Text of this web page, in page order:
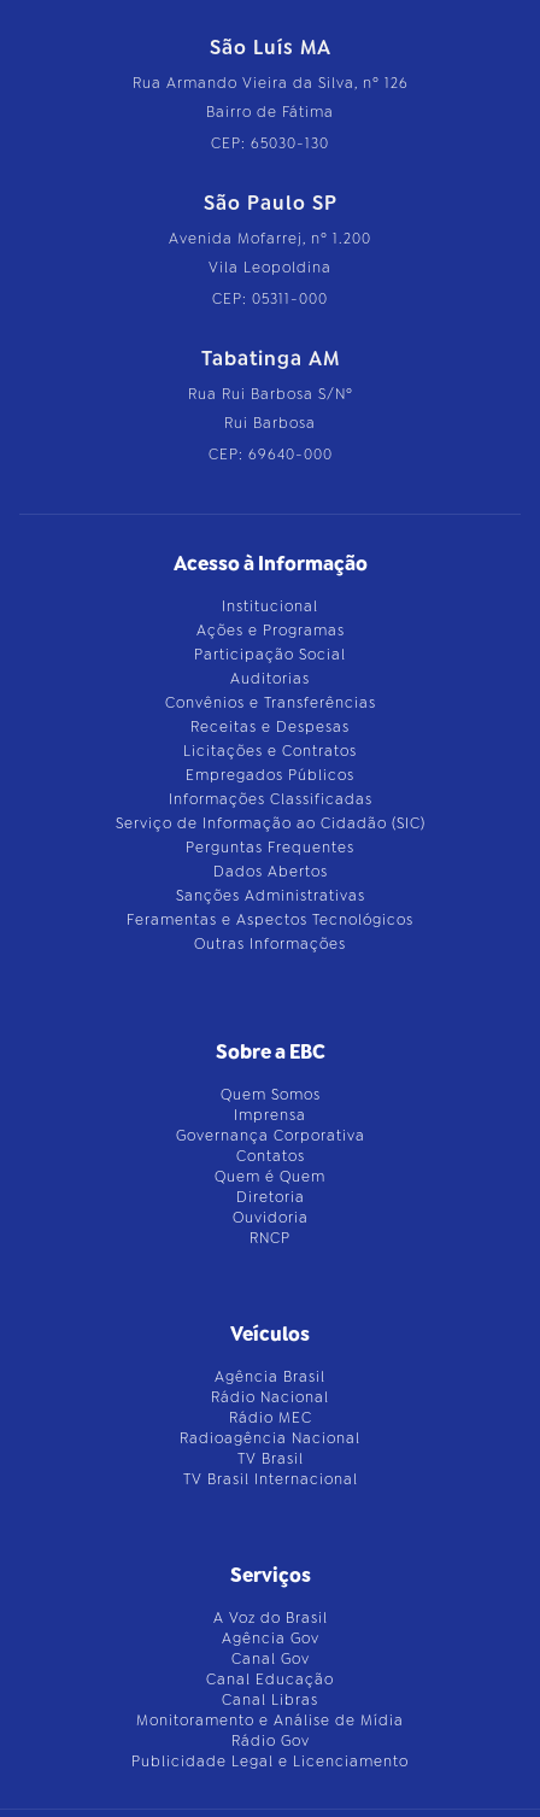
São Luís MA
Rua Armando Vieira da Silva, nº 126
Bairro de Fátima
CEP: 65030-130
São Paulo SP
Avenida Mofarrej, nº 1.200
Vila Leopoldina
CEP: 05311-000
Tabatinga AM
Rua Rui Barbosa S/Nº
Rui Barbosa
CEP: 69640-000
Acesso à Informação
Institucional
Ações e Programas
Participação Social
Auditorias
Convênios e Transferências
Receitas e Despesas
Licitações e Contratos
Empregados Públicos
Informações Classificadas
Serviço de Informação ao Cidadão (SIC)
Perguntas Frequentes
Dados Abertos
Sanções Administrativas
Feramentas e Aspectos Tecnológicos
Outras Informações
Sobre a EBC
Quem Somos
Imprensa
Governança Corporativa
Contatos
Quem é Quem
Diretoria
Ouvidoria
RNCP
Veículos
Agência Brasil
Rádio Nacional
Rádio MEC
Radioagência Nacional
TV Brasil
TV Brasil Internacional
Serviços
A Voz do Brasil
Agência Gov
Canal Gov
Canal Educação
Canal Libras
Monitoramento e Análise de Mídia
Rádio Gov
Publicidade Legal e Licenciamento